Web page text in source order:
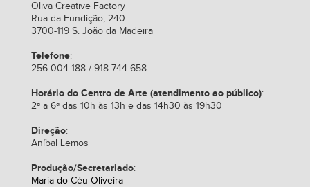
Oliva Creative Factory
Rua da Fundição, 240
3700-119 S. João da Madeira
Telefone:
256 004 188 / 918 744 658
Horário do Centro de Arte (atendimento ao público):
2ª a 6ª das 10h às 13h e das 14h30 às 19h30
Direção:
Aníbal Lemos
Produção/Secretariado:
Maria do Céu Oliveira